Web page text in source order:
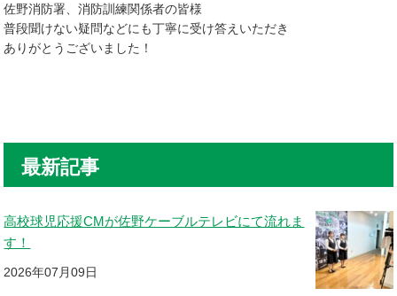
佐野消防署、消防訓練関係者の皆様
普段聞けない疑問などにも丁寧に受け答えいただき
ありがとうございました！
最新記事
高校球児応援CMが佐野ケーブルテレビにて流れま
す！
2026年07月09日